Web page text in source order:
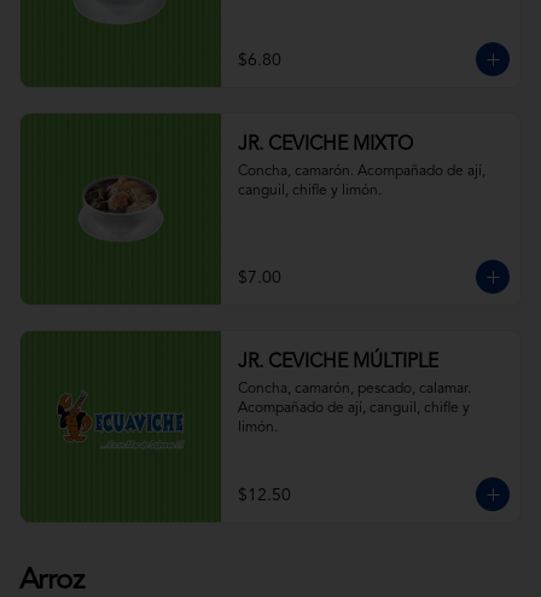
$6.80
JR. CEVICHE MIXTO
Concha, camarón. Acompañado de ají,
canguil, chifle y limón.
$7.00
JR. CEVICHE MÚLTIPLE
Concha, camarón, pescado, calamar.
Acompañado de ají, canguil, chifle y
limón.
$12.50
Arroz